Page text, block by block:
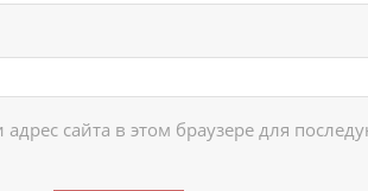
сайта в этом браузере для